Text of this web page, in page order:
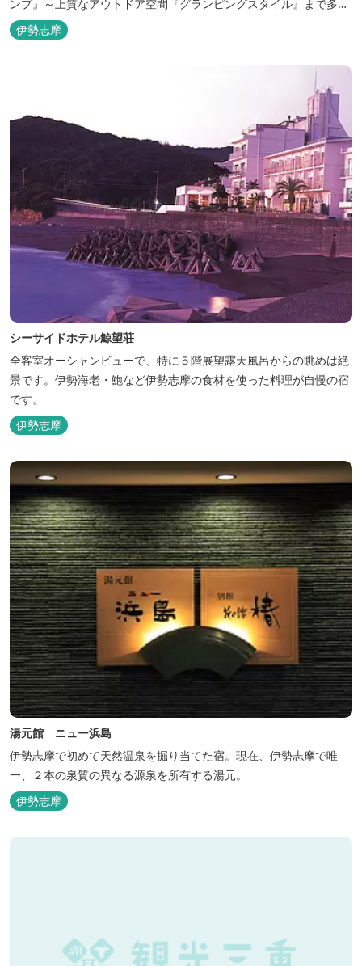
ンプ』～上質なアウトドア空間『グランピングスタイル』まで多彩
な宿泊スタイルを体験できます。 場内ではキッズイベント＆アクテ
ィビティーが人気！365日開催のアメリカンカルチャーを取り入れ
たキッズイベント、カナディアンカヌー、ペダルボート、ファンサ
伊勢志摩
シーサイドホテル鯨望荘
全客室オーシャンビューで、特に５階展望露天風呂からの眺めは絶
景です。伊勢海老・鮑など伊勢志摩の食材を使った料理が自慢の宿
です。
伊勢志摩
湯元館 ニュー浜島
伊勢志摩で初めて天然温泉を掘り当てた宿。現在、伊勢志摩で唯
一、２本の泉質の異なる源泉を所有する湯元。
伊勢志摩